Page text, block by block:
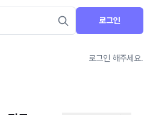
로그인
로그인 해주세요.